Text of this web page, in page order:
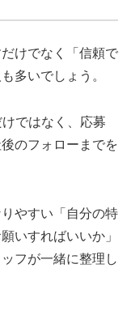
けでなく「信頼で
多いでしょう。
ではなく、応募
のフォローまでを
やすい「自分の特
いすればいいか」
フが一緒に整理し